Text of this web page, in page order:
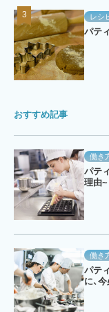
レシ
パテ
おすすめ記事
働き
パテ
理由~
働き
パテ
に、